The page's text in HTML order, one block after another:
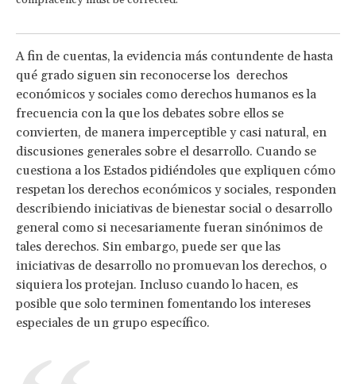
A fin de cuentas, la evidencia más contundente de hasta
qué grado siguen sin reconocerse los derechos
económicos y sociales como derechos humanos es la
frecuencia con la que los debates sobre ellos se
convierten, de manera imperceptible y casi natural, en
discusiones generales sobre el desarrollo. Cuando se
cuestiona a los Estados pidiéndoles que expliquen cómo
respetan los derechos económicos y sociales, responden
describiendo iniciativas de bienestar social o desarrollo
general como si necesariamente fueran sinónimos de
tales derechos. Sin embargo, puede ser que las
iniciativas de desarrollo no promuevan los derechos, o
siquiera los protejan. Incluso cuando lo hacen, es
posible que solo terminen fomentando los intereses
especiales de un grupo específico.